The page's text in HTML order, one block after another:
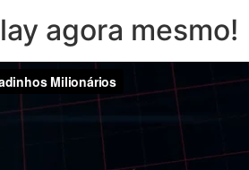
agora mesmo!